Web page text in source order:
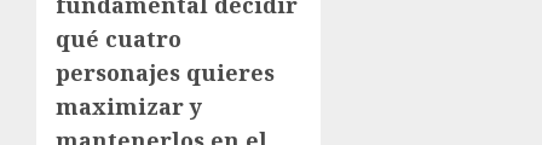
qué cuatro
personajes quieres
maximizar y